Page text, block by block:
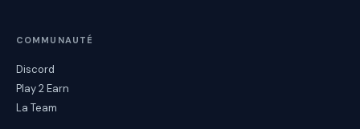
COMMUNAUTÉ
Discord
Play 2 Earn
La Team